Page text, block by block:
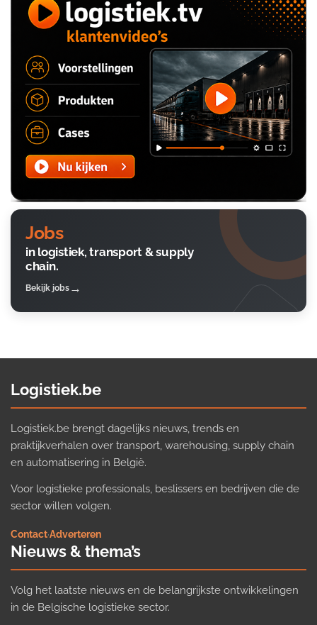
Jobs
in logistiek, transport & supply
chain.
Bekijk jobs
Logistiek.be
Logistiek.be brengt dagelijks nieuws, trends en
praktijkverhalen over transport, warehousing, supply chain
en automatisering in België.
Voor logistieke professionals, beslissers en bedrijven die de
sector willen volgen.
Contact·Adverteren
Nieuws & thema’s
Volg het laatste nieuws en de belangrijkste ontwikkelingen
in de Belgische logistieke sector.